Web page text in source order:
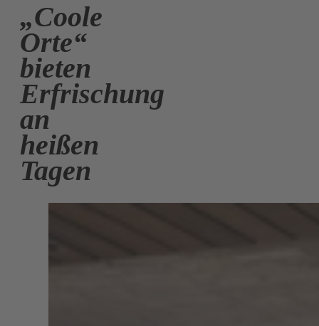
„Coole
Orte“
bieten
Erfrischung
an
heißen
Tagen